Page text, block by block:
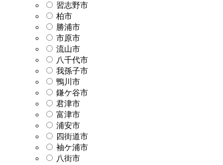
習志野市
柏市
勝浦市
市原市
流山市
八千代市
我孫子市
鴨川市
鎌ケ谷市
君津市
富津市
浦安市
四街道市
袖ケ浦市
八街市